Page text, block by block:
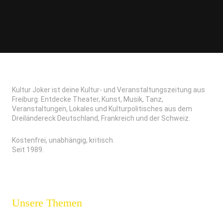
Kultur Joker ist deine Kultur- und Veranstaltungszeitung aus
Freiburg. Entdecke Theater, Kunst, Musik, Tanz,
Veranstaltungen, Lokales und Kulturpolitisches aus dem
Dreiländereck Deutschland, Frankreich und der Schweiz.
Kostenfrei, unabhängig, kritisch.
Seit 1989.
Unsere Themen